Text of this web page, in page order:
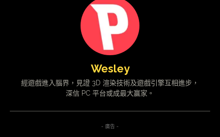
Wesley
經遊戲進入腦界，見證 3D 渲染技術及遊戲引擎互相進步，
深信 PC 平台或成最大贏家。
- 廣告 -